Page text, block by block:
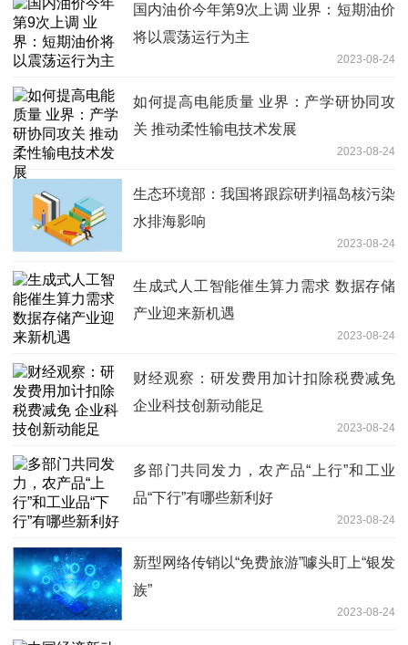
国内油价今年第9次上调 业界：短期油价
将以震荡运行为主
2023-08-24
如何提高电能质量 业界：产学研协同攻
关 推动柔性输电技术发展
2023-08-24
生态环境部：我国将跟踪研判福岛核污染
水排海影响
2023-08-24
生成式人工智能催生算力需求 数据存储
产业迎来新机遇
2023-08-24
财经观察：研发费用加计扣除税费减免
企业科技创新动能足
2023-08-24
多部门共同发力，农产品“上行”和工业
品“下行”有哪些新利好
2023-08-24
新型网络传销以“免费旅游”噱头盯上“银发
族”
2023-08-24